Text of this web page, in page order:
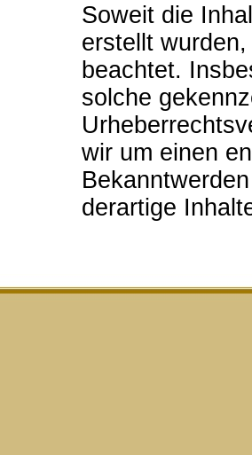
Soweit die
erstellt
beachtet.
solche
wir um einen
derartige